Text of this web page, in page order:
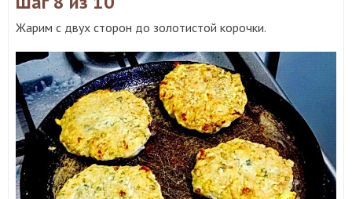
Жарим с двух сторон до золотистой корочки.